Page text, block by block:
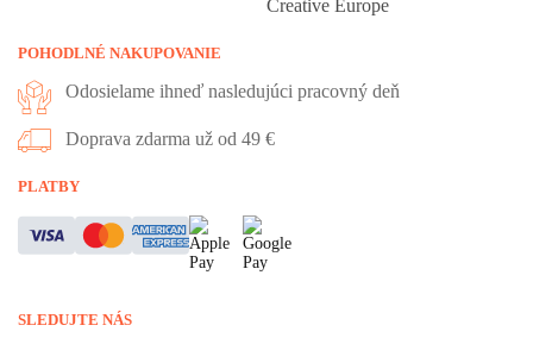
Creative Europe
POHODLNÉ NAKUPOVANIE
Odosielame ihneď nasledujúci pracovný deň
Doprava zdarma už od 49 €
PLATBY
SLEDUJTE NÁS
Vážime si vaše súkromie
Táto stránka používa cookies, aby vám ponúkla skvelý zážitok z
prehliadania. Všetky dôležité informácie nájdete na stránke Cookies.
všetkých cookies, ktoré sa nachádzajú na tomto webe, môžete to